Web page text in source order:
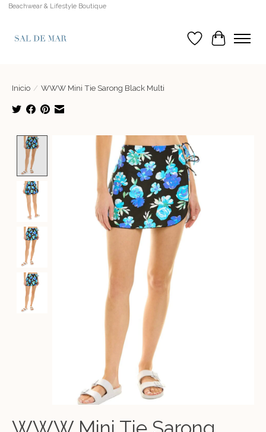
Beachwear & Lifestyle Boutique
Lista de deseos
Cesta
Inicio / WWW Mini Tie Sarong Black Multi
Product image slideshow Items